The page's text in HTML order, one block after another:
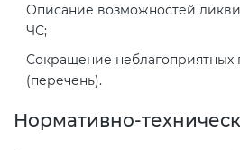
Описание возможностей
ЧС;
Сокращение неблагоприятных
(перечень).
Нормативно-